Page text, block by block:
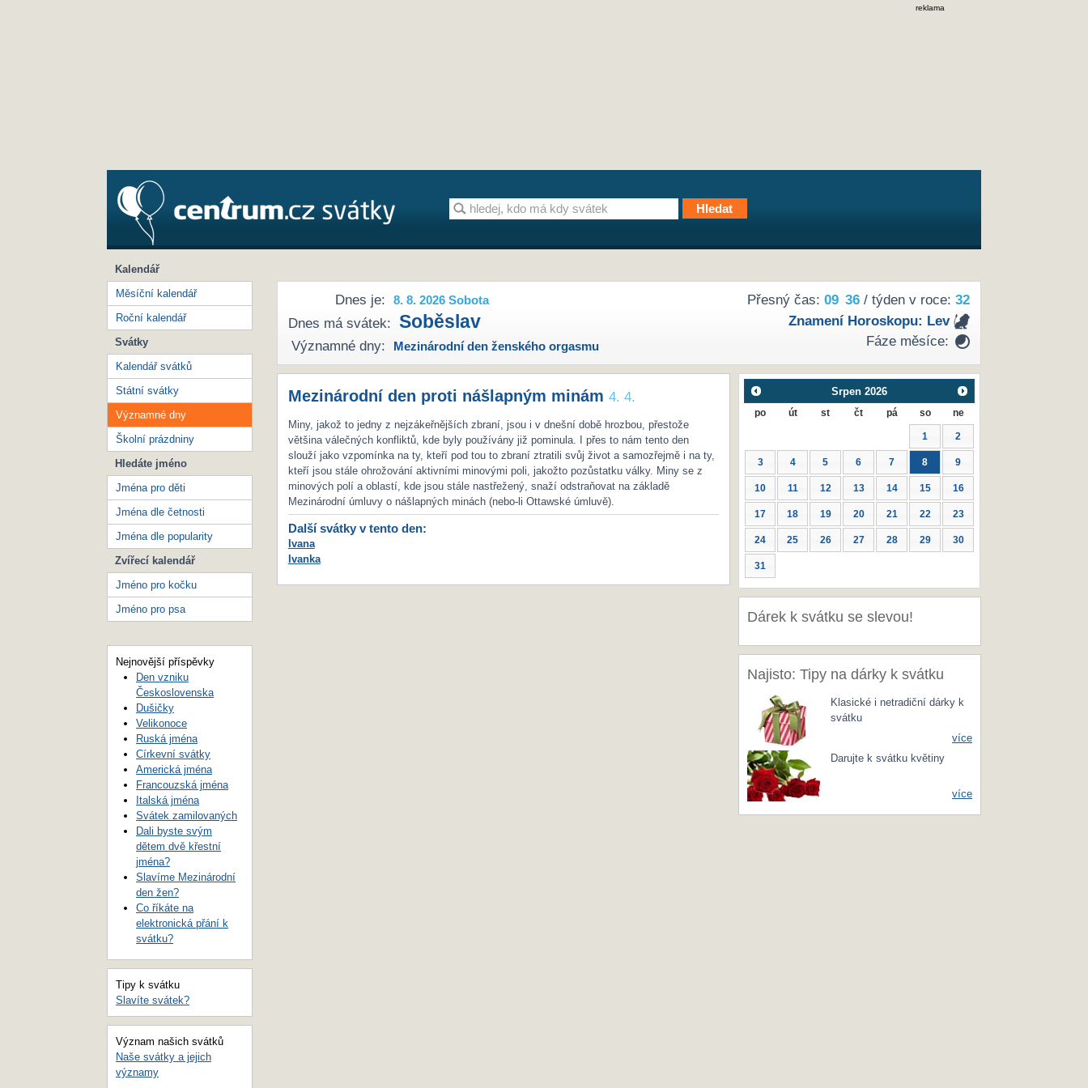
reklama
Přesný čas: 09 36/ týden v roce: 32
Znamení Horoskopu: Lev
Fáze měsíce:
Dnes je: 8. 8. 2026 Sobota
Dnes má svátek: Soběslav
Významné dny: Mezinárodní den ženského orgasmu
Mezinárodní den proti nášlapným minám 4. 4.
Miny, jakož to jedny z nejzákeřnějších zbraní, jsou i v dnešní době hrozbou, přestože
většina válečných konfliktů, kde byly používány již pominula. I přes to nám tento den
slouží jako vzpomínka na ty, kteří pod tou to zbraní ztratili svůj život a samozřejmě i na ty,
kteří jsou stále ohrožování aktivními minovými poli, jakožto pozůstatku války. Miny se z
minových polí a oblastí, kde jsou stále nastřežený, snaží odstraňovat na základě
Mezinárodní úmluvy o nášlapných minách (nebo-li Ottawské úmluvě).
Další svátky v tento den:
Ivana
Ivanka
Srpen 2026
po út st čt pá so ne
1 2
3 4 5 6 7 8 9
10 11 12 13 14 15 16
17 18 19 20 21 22 23
24 25 26 27 28 29 30
31
Dárek k svátku se slevou!
Najisto: Tipy na dárky k svátku
Klasické i netradiční dárky k
svátku
více
Darujte k svátku květiny
více
Kalendář
Měsíční kalendář
Roční kalendář
Svátky
Kalendář svátků
Státní svátky
Významné dny
Školní prázdniny
Hledáte jméno
Jména pro děti
Jména dle četnosti
Jména dle popularity
Zvířecí kalendář
Jméno pro kočku
Jméno pro psa
Nejnovější příspěvky
Den vzniku
Československa
Dušičky
Velikonoce
Ruská jména
Církevní svátky
Americká jména
Francouzská jména
Italská jména
Svátek zamilovaných
Dali byste svým
dětem dvě křestní
jména?
Slavíme Mezinárodní
den žen?
Co říkáte na
elektronická přání k
svátku?
Tipy k svátku
Slavíte svátek?
Význam našich svátků
Naše svátky a jejich
významy